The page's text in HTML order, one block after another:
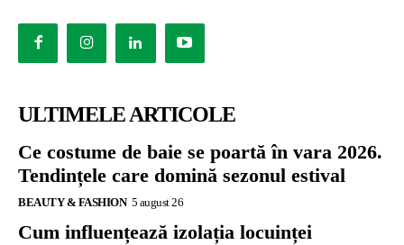
ULTIMELE ARTICOLE
Ce costume de baie se poartă în vara 2026.
Tendințele care domină sezonul estival
BEAUTY & FASHION 5 august 26
Cum influențează izolația locuinței